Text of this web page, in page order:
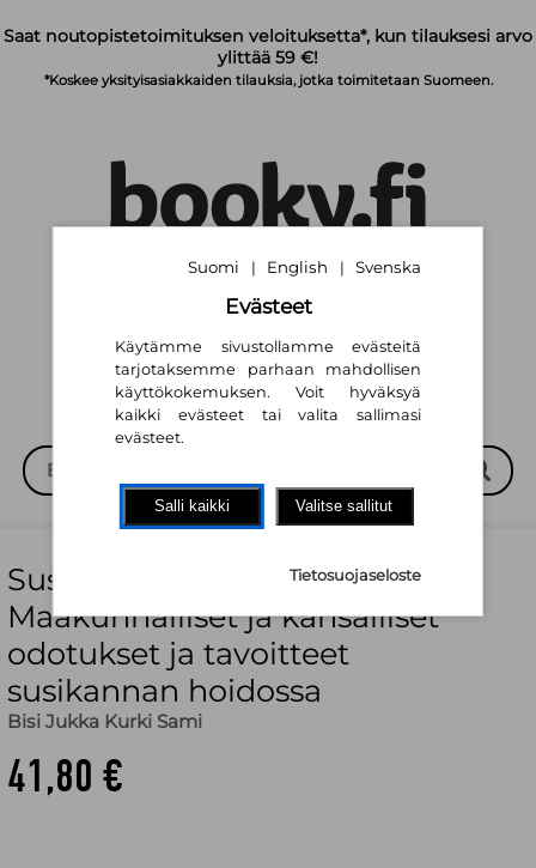
Saat noutopistetoimituksen veloituksetta*, kun tilauksesi arvo
ylittää 59 €!
*Koskee yksityisasiakkaiden tilauksia, jotka toimitetaan Suomeen.
Susipuhetta Suomessa
Maakunnalliset ja kansalliset
odotukset ja tavoitteet
susikannan hoidossa
Bisi Jukka Kurki Sami
41,80 €
Suomi | English | Svenska
Evästeet
Käytämme sivustollamme evästeitä
tarjotaksemme parhaan mahdollisen
käyttökokemuksen. Voit hyväksyä
kaikki evästeet tai valita sallimasi
evästeet.
Salli kaikki Valitse sallitut
Tietosuojaseloste